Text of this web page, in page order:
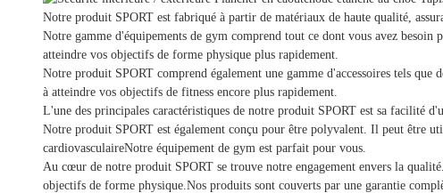
Notre produit SPORT est fabriqué à partir de matériaux de haute qualité,
Notre gamme d'équipements de gym comprend tout ce dont vous avez
atteindre vos objectifs de forme physique plus rapidement.
Notre produit SPORT comprend également une gamme d'accessoires tels que
à atteindre vos objectifs de fitness encore plus rapidement.
L'une des principales caractéristiques de notre produit SPORT est sa facilité
Notre produit SPORT est également conçu pour être polyvalent. Il peut être
cardiovasculaireNotre équipement de gym est parfait pour vous.
Au cœur de notre produit SPORT se trouve notre engagement envers la
objectifs de forme physique.Nos produits sont couverts par une garantie